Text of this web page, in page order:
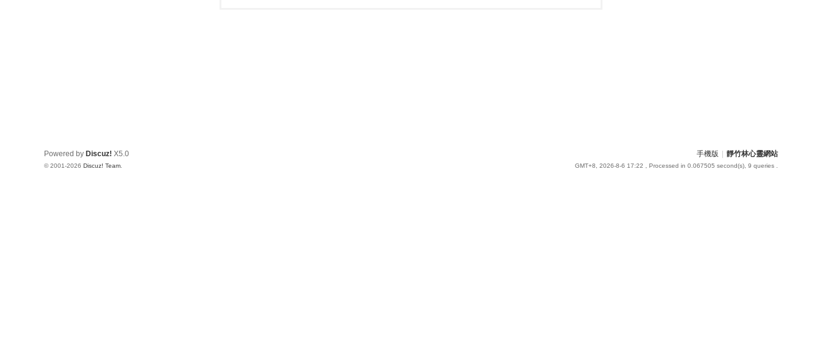
手機版 靜竹林心靈網站
GMT+8, 2026-8-6 17:22 , Processed in 0.067505 second(s), 9 queries .
Powered by Discuz! X5.0
© 2001-2026 Discuz! Team